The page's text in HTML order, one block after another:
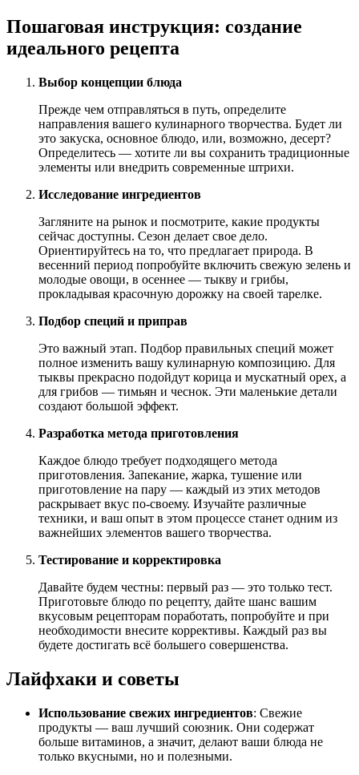
Пошаговая инструкция: создание
идеального рецепта
Выбор концепции блюда
Прежде чем отправляться в путь, определите
направления вашего кулинарного творчества. Будет ли
это закуска, основное блюдо, или, возможно, десерт?
Определитесь — хотите ли вы сохранить традиционные
элементы или внедрить современные штрихи.
Исследование ингредиентов
Загляните на рынок и посмотрите, какие продукты
сейчас доступны. Сезон делает свое дело.
Ориентируйтесь на то, что предлагает природа. В
весенний период попробуйте включить свежую зелень и
молодые овощи, в осеннее — тыкву и грибы,
прокладывая красочную дорожку на своей тарелке.
Подбор специй и приправ
Это важный этап. Подбор правильных специй может
полное изменить вашу кулинарную композицию. Для
тыквы прекрасно подойдут корица и мускатный орех, а
для грибов — тимьян и чеснок. Эти маленькие детали
создают большой эффект.
Разработка метода приготовления
Каждое блюдо требует подходящего метода
приготовления. Запекание, жарка, тушение или
приготовление на пару — каждый из этих методов
раскрывает вкус по-своему. Изучайте различные
техники, и ваш опыт в этом процессе станет одним из
важнейших элементов вашего творчества.
Тестирование и корректировка
Давайте будем честны: первый раз — это только тест.
Приготовьте блюдо по рецепту, дайте шанс вашим
вкусовым рецепторам поработать, попробуйте и при
необходимости внесите коррективы. Каждый раз вы
будете достигать всё большего совершенства.
Лайфхаки и советы
Использование свежих ингредиентов: Свежие
продукты — ваш лучший союзник. Они содержат
больше витаминов, а значит, делают ваши блюда не
только вкусными, но и полезными.